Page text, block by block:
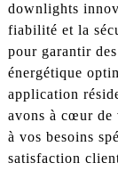
downlights
fiabilité et la
pour garantir
énergétique
application
avons à cœur de
à vos besoins
satisfaction